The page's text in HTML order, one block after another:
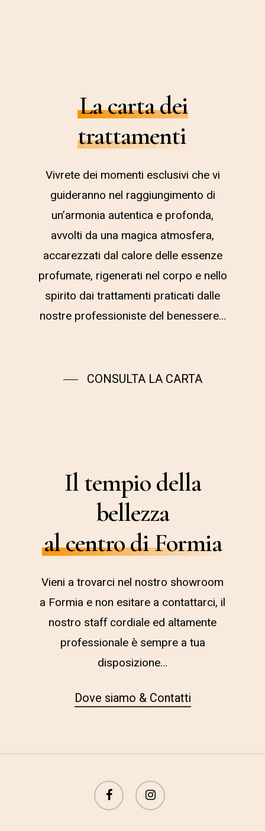
La carta dei
trattamenti
Vivrete dei momenti esclusivi che vi
guideranno nel raggiungimento di
un’armonia autentica e profonda,
avvolti da una magica atmosfera,
accarezzati dal calore delle essenze
profumate, rigenerati nel corpo e nello
spirito dai trattamenti praticati dalle
nostre professioniste del benessere…
CONSULTA LA CARTA
Il tempio della
bellezza
al centro di Formia
Vieni a trovarci nel nostro showroom
a Formia e non esitare a contattarci, il
nostro staff cordiale ed altamente
professionale è sempre a tua
disposizione…
Dove siamo & Contatti
facebook instagram